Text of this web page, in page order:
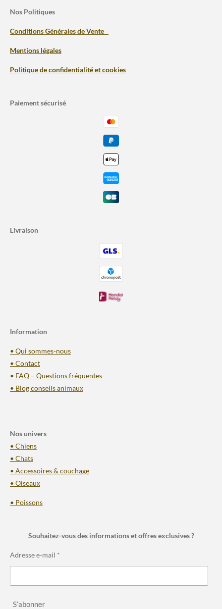
Nos Politiques
Conditions Générales de Vente
Mentions légales
Politique de confidentialité et cookies
Paiement sécurisé
Livraison
Information
• Qui sommes-nous
• Contact
• FAQ – Questions fréquentes
• Blog conseils animaux
Nos univers
• Chiens
• Chats
• Accessoires & couchage
• Oiseaux
• Poissons
Souhaitez-vous des informations et offres exclusives ?
Adresse e-mail *
S’abonner